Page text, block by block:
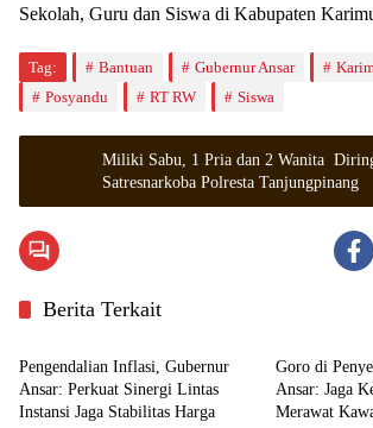
Sekolah, Guru dan Siswa di Kabupaten
Tag: Bantuan Gubernur Ansar
Posyandu
RT RW Siswa
Miliki Sabu, 1 Pria dan 2 Wanita
Satresnarkoba Polresta Tanjungpinang
Berita Terkait
Kepulauan Riau
Pengendalian Inflasi, Gubernur
Ansar: Perkuat Sinergi Lintas
Instansi Jaga Stabilitas Harga
Goro di
Ansar: Jaga
Merawat
Kepulauan Riau Kepulauan